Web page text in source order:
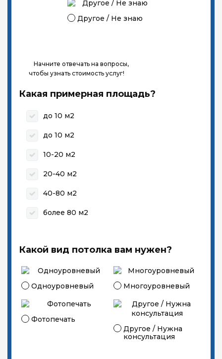
Другое / Не знаю
Начните отвечать на вопросы,
чтобы узнать стоимость услуг!
Какая примерная площадь?
до 10 м2
до 10 м2
10-20 м2
20-40 м2
40-80 м2
более 80 м2
Какой вид потолка вам нужен?
Одноуровневый Многоуровневый
Фотопечать
Другое / Нужна
консультация